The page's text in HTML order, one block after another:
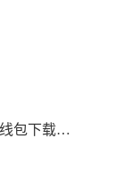
下一篇: google Chrome浏览器离线包下载与配置教程